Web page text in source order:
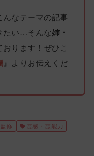
んなテーマの記事
たい…そんな姉・
おります！ぜひこ
』よりお伝えくだ
修 霊感・霊能力